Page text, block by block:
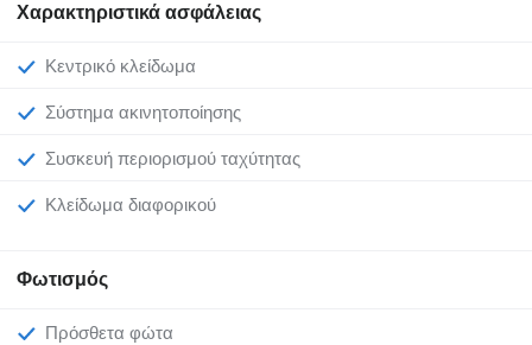
Χαρακτηριστικά ασφάλειας
Κεντρικό κλείδωμα
Σύστημα ακινητοποίησης
Συσκευή περιορισμού ταχύτητας
Κλείδωμα διαφορικού
Φωτισμός
Πρόσθετα φώτα